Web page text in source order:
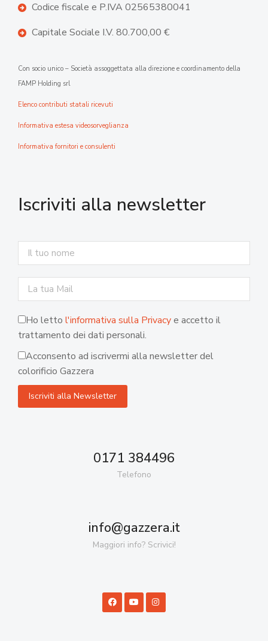
Codice fiscale e P.IVA 02565380041
Capitale Sociale I.V. 80.700,00 €
Con socio unico – Società assoggettata alla direzione e coordinamento della
FAMP Holding srl
Elenco contributi statali ricevuti
Informativa estesa videosorveglianza
Informativa fornitori e consulenti
Iscriviti alla newsletter
Ho letto l'informativa sulla Privacye accetto il
trattamento dei dati personali.
Acconsento ad iscrivermi alla newsletter del
colorificio Gazzera
0171 384496
Telefono
info@gazzera.it
Maggiori info? Scrivici!